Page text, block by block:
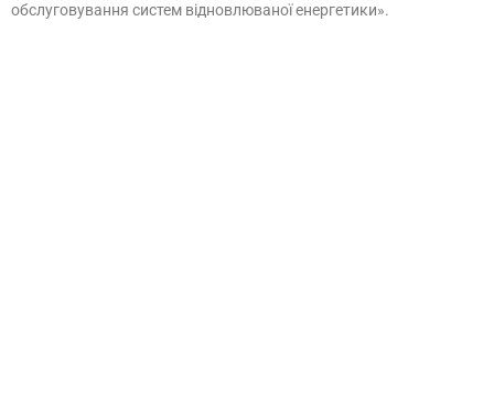
обслуговування систем відновлюваної енергетики».